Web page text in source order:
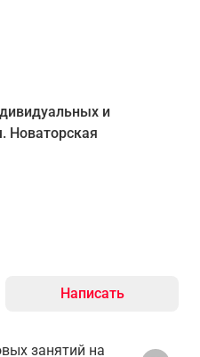
и
Новаторская
Написать